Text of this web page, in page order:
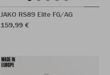
JAKO RS89 Elite FG/AG
159,99 €